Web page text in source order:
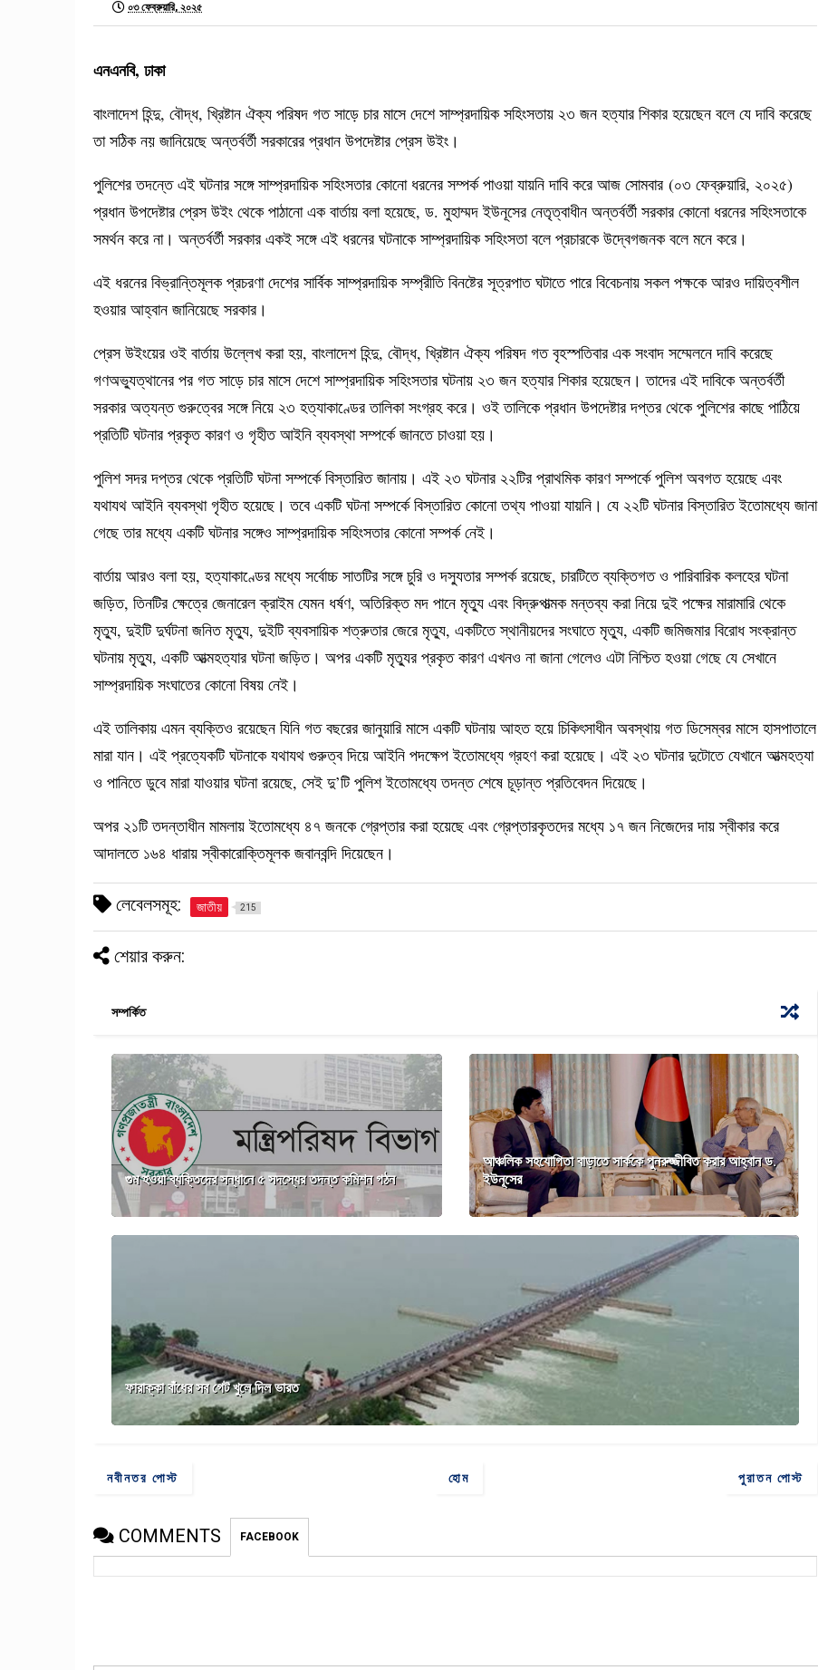
০৩ ফেব্রুয়ারি, ২০২৫
এনএনবি, ঢাকা
বাংলাদেশ হিন্দু, বৌদ্ধ, খ্রিষ্টান ঐক্য পরিষদ গত সাড়ে চার মাসে দেশে সাম্প্রদায়িক সহিংসতায় ২৩ জন হত্যার শিকার হয়েছেন বলে যে দাবি করেছে
তা সঠিক নয় জানিয়েছে অন্তর্বর্তী সরকারের প্রধান উপদেষ্টার প্রেস উইং।
পুলিশের তদন্তে এই ঘটনার সঙ্গে সাম্প্রদায়িক সহিংসতার কোনো ধরনের সম্পর্ক পাওয়া যায়নি দাবি করে আজ সোমবার (০৩ ফেব্রুয়ারি, ২০২৫)
প্রধান উপদেষ্টার প্রেস উইং থেকে পাঠানো এক বার্তায় বলা হয়েছে, ড. মুহাম্মদ ইউনূসের নেতৃত্বাধীন অন্তর্বর্তী সরকার কোনো ধরনের সহিংসতাকে
সমর্থন করে না। অন্তর্বর্তী সরকার একই সঙ্গে এই ধরনের ঘটনাকে সাম্প্রদায়িক সহিংসতা বলে প্রচারকে উদ্বেগজনক বলে মনে করে।
এই ধরনের বিভ্রান্তিমূলক প্রচরণা দেশের সার্বিক সাম্প্রদায়িক সম্প্রীতি বিনষ্টের সূত্রপাত ঘটাতে পারে বিবেচনায় সকল পক্ষকে আরও দায়িত্বশীল
হওয়ার আহ্বান জানিয়েছে সরকার।
প্রেস উইংয়ের ওই বার্তায় উল্লেখ করা হয়, বাংলাদেশ হিন্দু, বৌদ্ধ, খ্রিষ্টান ঐক্য পরিষদ গত বৃহস্পতিবার এক সংবাদ সম্মেলনে দাবি করেছে
গণঅভ্যুত্থানের পর গত সাড়ে চার মাসে দেশে সাম্প্রদায়িক সহিংসতার ঘটনায় ২৩ জন হত্যার শিকার হয়েছেন। তাদের এই দাবিকে অন্তর্বর্তী
সরকার অত্যন্ত গুরুত্বের সঙ্গে নিয়ে ২৩ হত্যাকাণ্ডের তালিকা সংগ্রহ করে। ওই তালিকে প্রধান উপদেষ্টার দপ্তর থেকে পুলিশের কাছে পাঠিয়ে
প্রতিটি ঘটনার প্রকৃত কারণ ও গৃহীত আইনি ব্যবস্থা সম্পর্কে জানতে চাওয়া হয়।
পুলিশ সদর দপ্তর থেকে প্রতিটি ঘটনা সম্পর্কে বিস্তারিত জানায়। এই ২৩ ঘটনার ২২টির প্রাথমিক কারণ সম্পর্কে পুলিশ অবগত হয়েছে এবং
যথাযথ আইনি ব্যবস্থা গৃহীত হয়েছে। তবে একটি ঘটনা সম্পর্কে বিস্তারিত কোনো তথ্য পাওয়া যায়নি। যে ২২টি ঘটনার বিস্তারিত ইতোমধ্যে জানা
গেছে তার মধ্যে একটি ঘটনার সঙ্গেও সাম্প্রদায়িক সহিংসতার কোনো সম্পর্ক নেই।
বার্তায় আরও বলা হয়, হত্যাকাণ্ডের মধ্যে সর্বোচ্চ সাতটির সঙ্গে চুরি ও দস্যুতার সম্পর্ক রয়েছে, চারটিতে ব্যক্তিগত ও পারিবারিক কলহের ঘটনা
জড়িত, তিনটির ক্ষেত্রে জেনারেল ক্রাইম যেমন ধর্ষণ, অতিরিক্ত মদ পানে মৃত্যু এবং বিদ্রুপাত্মক মন্তব্য করা নিয়ে দুই পক্ষের মারামারি থেকে
মৃত্যু, দুইটি দুর্ঘটনা জনিত মৃত্যু, দুইটি ব্যবসায়িক শত্রুতার জেরে মৃত্যু, একটিতে স্থানীয়দের সংঘাতে মৃত্যু, একটি জমিজমার বিরোধ সংক্রান্ত
ঘটনায় মৃত্যু, একটি আত্মহত্যার ঘটনা জড়িত। অপর একটি মৃত্যুর প্রকৃত কারণ এখনও না জানা গেলেও এটা নিশ্চিত হওয়া গেছে যে সেখানে
সাম্প্রদায়িক সংঘাতের কোনো বিষয় নেই।
এই তালিকায় এমন ব্যক্তিও রয়েছেন যিনি গত বছরের জানুয়ারি মাসে একটি ঘটনায় আহত হয়ে চিকিৎসাধীন অবস্থায় গত ডিসেম্বর মাসে হাসপাতালে
মারা যান। এই প্রত্যেকটি ঘটনাকে যথাযথ গুরুত্ব দিয়ে আইনি পদক্ষেপ ইতোমধ্যে গ্রহণ করা হয়েছে। এই ২৩ ঘটনার দুটোতে যেখানে আত্মহত্যা
ও পানিতে ডুবে মারা যাওয়ার ঘটনা রয়েছে, সেই দু’টি পুলিশ ইতোমধ্যে তদন্ত শেষে চূড়ান্ত প্রতিবেদন দিয়েছে।
অপর ২১টি তদন্তাধীন মামলায় ইতোমধ্যে ৪৭ জনকে গ্রেপ্তার করা হয়েছে এবং গ্রেপ্তারকৃতদের মধ্যে ১৭ জন নিজেদের দায় স্বীকার করে
আদালতে ১৬৪ ধারায় স্বীকারোক্তিমূলক জবানবন্দি দিয়েছেন।
লেবেলসমূহ: জাতীয় 215
শেয়ার করুন:
সম্পর্কিত
গুম হওয়া ব্যক্তিদের সন্ধানে ৫ সদস্যের তদন্ত কমিশন গঠন
আঞ্চলিক সহযোগিতা বাড়াতে সার্ককে পুনরুজ্জীবিত করার আহ্বান ড.
ইউনূসের
ফারাক্কা বাঁধের সব গেট খুলে দিল ভারত
নবীনতর পোস্ট পুরাতন পোস্ট
হোম
COMMENTS FACEBOOK